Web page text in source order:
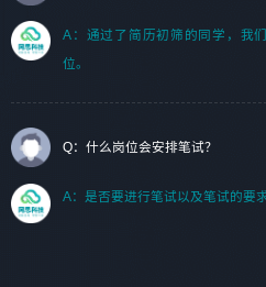
A：通过了简历初筛的同学，我
位。
Q：什么岗位会安排笔试？
A：是否要进行笔试以及笔试的要